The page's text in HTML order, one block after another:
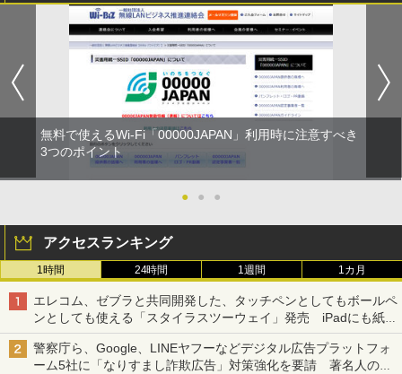
無料で使えるWi-Fi「00000JAPAN」利用時に注意すべき
3つのポイント
● ● ●
アクセスランキング
1時間 24時間 1週間 1カ月
エレコム、ゼブラと共同開発した、タッチペンとしてもボールペ
ンとしても使える「スタイラスツーウェイ」発売 iPadにも紙に
も、持ち替えずに書き込める
警察庁ら、Google、LINEヤフーなどデジタル広告プラットフォ
ーム5社に「なりすまし詐欺広告」対策強化を要請 著名人の写